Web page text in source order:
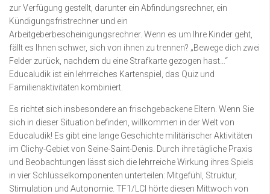
zur Verfügung gestellt, darunter ein Abfindungsrechner, ein
Kündigungsfristrechner und ein
Arbeitgeberbescheinigungsrechner. Wenn es um Ihre Kinder geht,
fällt es Ihnen schwer, sich von ihnen zu trennen? „Bewege dich zwei
Felder zurück, nachdem du eine Strafkarte gezogen hast…“
Educaludik ist ein lehrreiches Kartenspiel, das Quiz und
Familienaktivitäten kombiniert.
Es richtet sich insbesondere an frischgebackene Eltern. Wenn Sie
sich in dieser Situation befinden, willkommen in der Welt von
Educaludik! Es gibt eine lange Geschichte militärischer Aktivitäten
im Clichy-Gebiet von Seine-Saint-Denis. Durch ihre tägliche Praxis
und Beobachtungen lässt sich die lehrreiche Wirkung ihres Spiels
in vier Schlüsselkomponenten unterteilen: Mitgefühl, Struktur,
Stimulation und Autonomie. TF1/LCI hörte diesen Mittwoch von